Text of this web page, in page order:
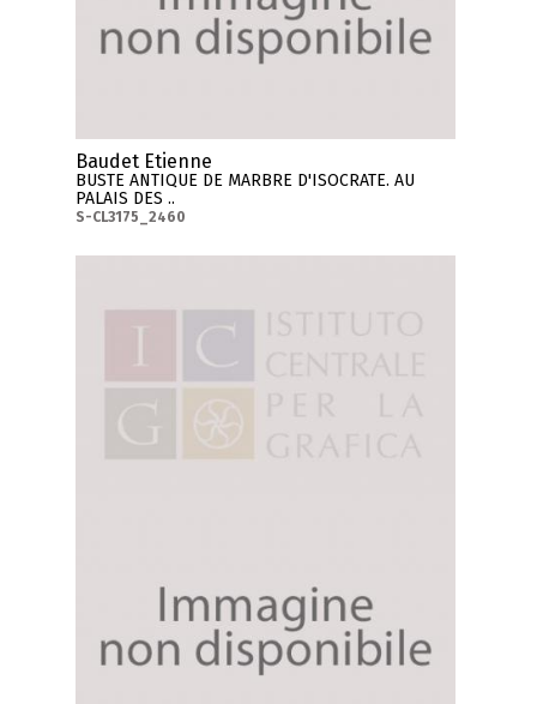
Baudet Etienne
BUSTE ANTIQUE DE MARBRE D'ISOCRATE. AU
PALAIS DES ..
S-CL3175_2460